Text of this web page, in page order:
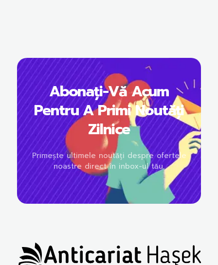
Abonați-Vă Acum
Pentru A Primi Noutăți
Zilnice
Primește ultimele noutăți despre ofertele
noastre direct în inbox-ul tău.